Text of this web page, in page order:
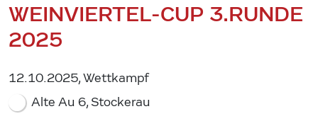
WEINVIERTEL-CUP 3.RUNDE
2025
12.10.2025, Wettkampf
Alte Au 6, Stockerau